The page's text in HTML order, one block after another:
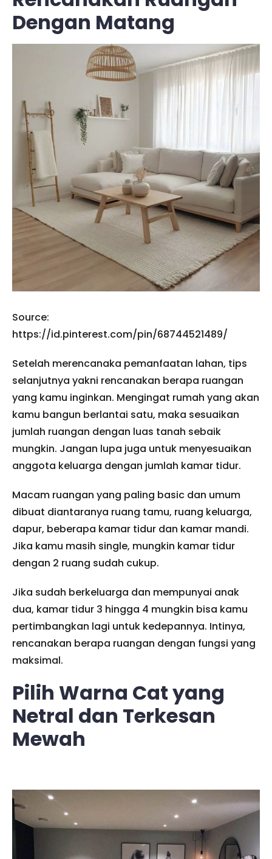
Dengan Matang
Source:
https://id.pinterest.com/pin/68744521489/
Setelah merencanaka pemanfaatan lahan, tips
selanjutnya yakni rencanakan berapa ruangan
yang kamu inginkan. Mengingat rumah yang akan
kamu bangun berlantai satu, maka sesuaikan
jumlah ruangan dengan luas tanah sebaik
mungkin. Jangan lupa juga untuk menyesuaikan
anggota keluarga dengan jumlah kamar tidur.
Macam ruangan yang paling basic dan umum
dibuat diantaranya ruang tamu, ruang keluarga,
dapur, beberapa kamar tidur dan kamar mandi.
Jika kamu masih single, mungkin kamar tidur
dengan 2 ruang sudah cukup.
Jika sudah berkeluarga dan mempunyai anak
dua, kamar tidur 3 hingga 4 mungkin bisa kamu
pertimbangkan lagi untuk kedepannya. Intinya,
rencanakan berapa ruangan dengan fungsi yang
maksimal.
Pilih Warna Cat yang
Netral dan Terkesan
Mewah